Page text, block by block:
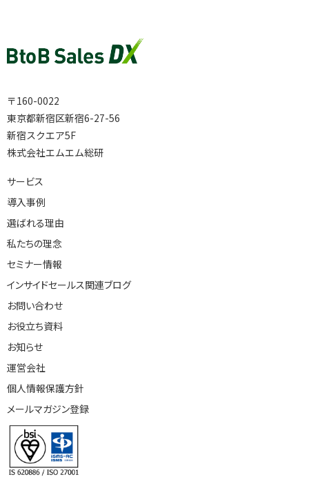
〒160-0022
東京都新宿区新宿6-27-56
新宿スクエア5F
株式会社エムエム総研
サービス
導入事例
選ばれる理由
私たちの理念
セミナー情報
インサイドセールス関連ブログ
お問い合わせ
お役立ち資料
お知らせ
運営会社
個人情報保護方針
メールマガジン登録